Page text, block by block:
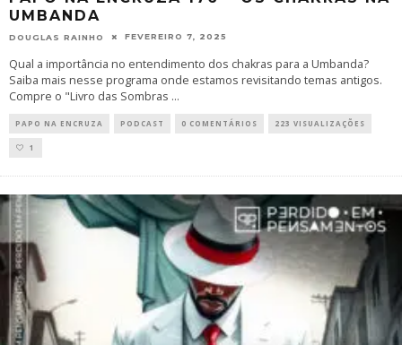
UMBANDA
DOUGLAS RAINHO FEVEREIRO 7, 2025
Qual a importância no entendimento dos chakras para a Umbanda?
Saiba mais nesse programa onde estamos revisitando temas antigos.
Compre o "Livro das Sombras ...
PAPO NA ENCRUZA PODCAST 0 COMENTÁRIOS 223 VISUALIZAÇÕES
1